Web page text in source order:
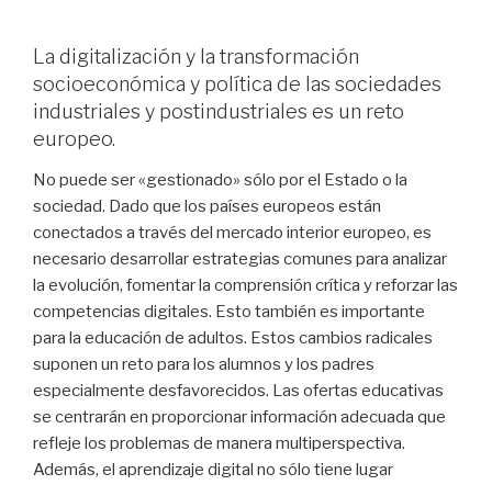
La digitalización y la transformación
socioeconómica y política de las sociedades
industriales y postindustriales es un reto
europeo.
No puede ser «gestionado» sólo por el Estado o la
sociedad. Dado que los países europeos están
conectados a través del mercado interior europeo, es
necesario desarrollar estrategias comunes para analizar
la evolución, fomentar la comprensión crítica y reforzar las
competencias digitales. Esto también es importante
para la educación de adultos. Estos cambios radicales
suponen un reto para los alumnos y los padres
especialmente desfavorecidos. Las ofertas educativas
se centrarán en proporcionar información adecuada que
refleje los problemas de manera multiperspectiva.
Además, el aprendizaje digital no sólo tiene lugar